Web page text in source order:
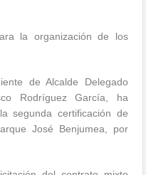
la organización de los
de Alcalde Delegado
Rodríguez García, ha
segunda certificación de
José Benjumea, por